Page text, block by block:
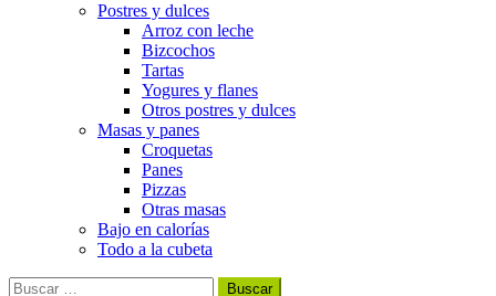
Postres y dulces
Arroz con leche
Bizcochos
Tartas
Yogures y flanes
Otros postres y dulces
Masas y panes
Croquetas
Panes
Pizzas
Otras masas
Bajo en calorías
Todo a la cubeta
Buscar: